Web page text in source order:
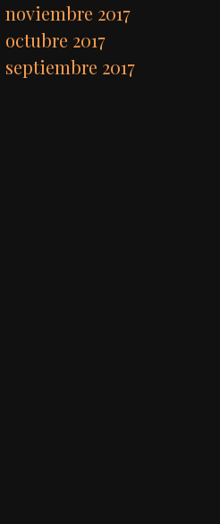
noviembre 2017
octubre 2017
septiembre 2017